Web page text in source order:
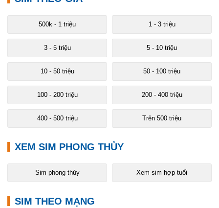
500k - 1 triệu 1 - 3 triệu
3 - 5 triệu 5 - 10 triệu
10 - 50 triệu 50 - 100 triệu
100 - 200 triệu 200 - 400 triệu
400 - 500 triệu Trên 500 triệu
XEM SIM PHONG THỦY
Sim phong thủy Xem sim hợp tuổi
SIM THEO MẠNG